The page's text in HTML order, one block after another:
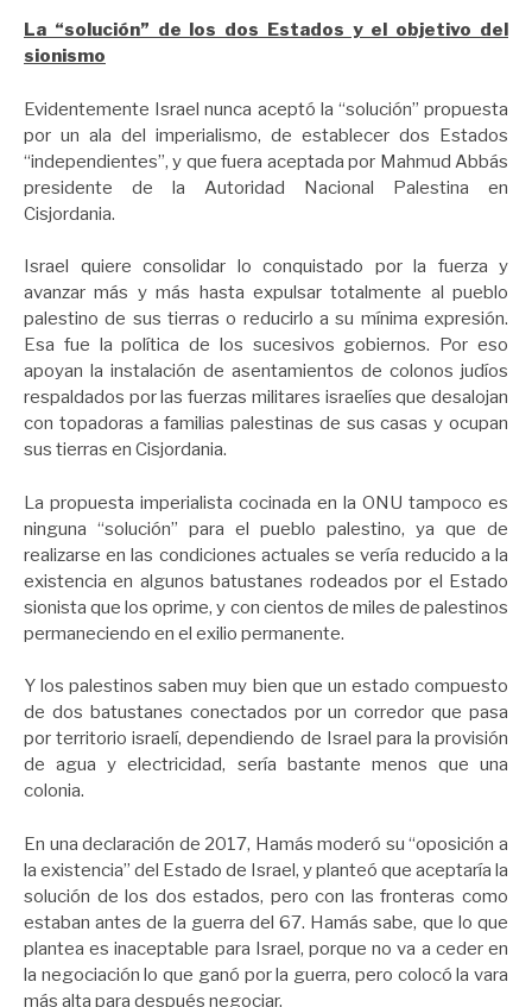
La “solución” de los dos Estados y el objetivo del
sionismo
Evidentemente Israel nunca aceptó la “solución” propuesta
por un ala del imperialismo, de establecer dos Estados
“independientes”, y que fuera aceptada por Mahmud Abbás
presidente de la Autoridad Nacional Palestina en
Cisjordania.
Israel quiere consolidar lo conquistado por la fuerza y
avanzar más y más hasta expulsar totalmente al pueblo
palestino de sus tierras o reducirlo a su mínima expresión.
Esa fue la política de los sucesivos gobiernos. Por eso
apoyan la instalación de asentamientos de colonos judíos
respaldados por las fuerzas militares israelíes que desalojan
con topadoras a familias palestinas de sus casas y ocupan
sus tierras en Cisjordania.
La propuesta imperialista cocinada en la ONU tampoco es
ninguna “solución” para el pueblo palestino, ya que de
realizarse en las condiciones actuales se vería reducido a la
existencia en algunos batustanes rodeados por el Estado
sionista que los oprime, y con cientos de miles de palestinos
permaneciendo en el exilio permanente.
Y los palestinos saben muy bien que un estado compuesto
de dos batustanes conectados por un corredor que pasa
por territorio israelí, dependiendo de Israel para la provisión
de agua y electricidad, sería bastante menos que una
colonia.
En una declaración de 2017, Hamás moderó su “oposición a
la existencia” del Estado de Israel, y planteó que aceptaría la
solución de los dos estados, pero con las fronteras como
estaban antes de la guerra del 67. Hamás sabe, que lo que
plantea es inaceptable para Israel, porque no va a ceder en
la negociación lo que ganó por la guerra, pero colocó la vara
más alta para después negociar.